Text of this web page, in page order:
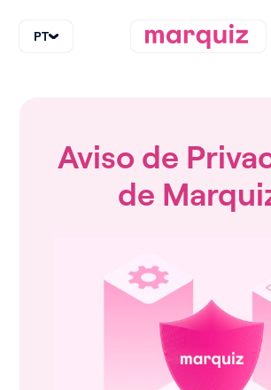
PT
Aviso de
de